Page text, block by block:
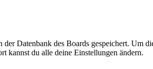
Datenbank des Boards gespeichert. Um
kannst du alle deine Einstellungen ändern.